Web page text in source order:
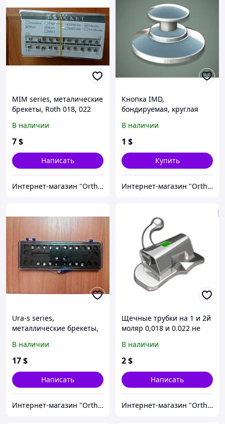
MIM series, металические
брекеты, Roth 018, 022
В наличии
7$
Написать
Интернет-магазин "OrthoWay"
Кнопка IMD,
бондируемая, круглая
В наличии
1 $
Купить
Интернет-магазин "OrthoWay"
Ura-s series,
металлические брекеты,
набор)
В наличии
17$
Написать
Интернет-магазин "OrthoWay"
Щечные трубки на 1 и 2й
моляр 0,018 и 0.022 не
Roth,MBT
В наличии
2$
Написать
Интернет-магазин "OrthoWay"